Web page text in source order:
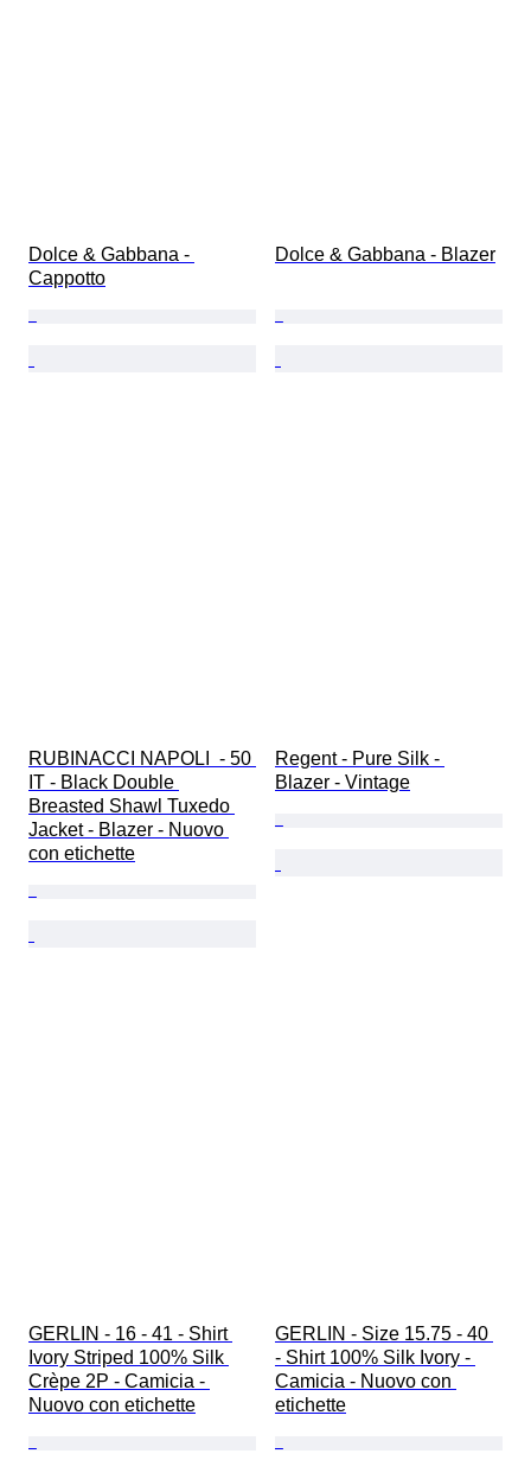
Dolce & Gabbana -
Cappotto
Dolce & Gabbana - Blazer
RUBINACCI NAPOLI  - 50
IT - Black Double
Breasted Shawl Tuxedo
Jacket - Blazer - Nuovo
con etichette
Regent - Pure Silk -
Blazer - Vintage
GERLIN - 16 - 41 - Shirt
Ivory Striped 100% Silk
Crèpe 2P - Camicia -
Nuovo con etichette
GERLIN - Size 15.75 - 40
- Shirt 100% Silk Ivory -
Camicia - Nuovo con
etichette